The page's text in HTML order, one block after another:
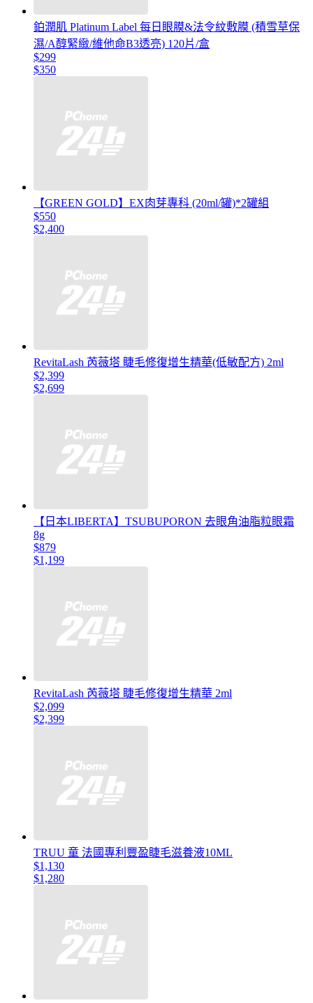
鉑潤肌 Platinum Label 每日眼膜&法令紋敷膜 (積雪草保
濕/A醇緊緻/維他命B3透亮) 120片/盒
$299
$350
【GREEN GOLD】EX肉芽專科 (20ml/罐)*2罐組
$550
$2,400
RevitaLash 芮薇塔 睫毛修復增生精華(低敏配方) 2ml
$2,399
$2,699
【日本LIBERTA】TSUBUPORON 去眼角油脂粒眼霜
8g
$879
$1,199
RevitaLash 芮薇塔 睫毛修復增生精華 2ml
$2,099
$2,399
TRUU 童 法國專利豐盈睫毛滋養液10ML
$1,130
$1,280